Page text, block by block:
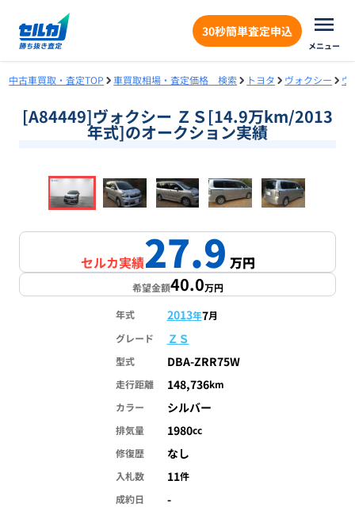
30秒簡単査定申込
メニュー
中古車買取・査定TOP 車買取相場・査定価格 検索 トヨタ ヴォクシー ヴ
[A84449]ヴォクシー ＺＳ[14.9万km/2013
年式]のオークション実績
1/18
セルカ実績27.9万円
希望金額40.0万円
年式 2013年7月
グレード
ＺＳ
型式 DBA-ZRR75W
走行距離 148,736km
カラー
シルバー
排気量 1980cc
修復歴
なし
入札数 11件
成約日
-